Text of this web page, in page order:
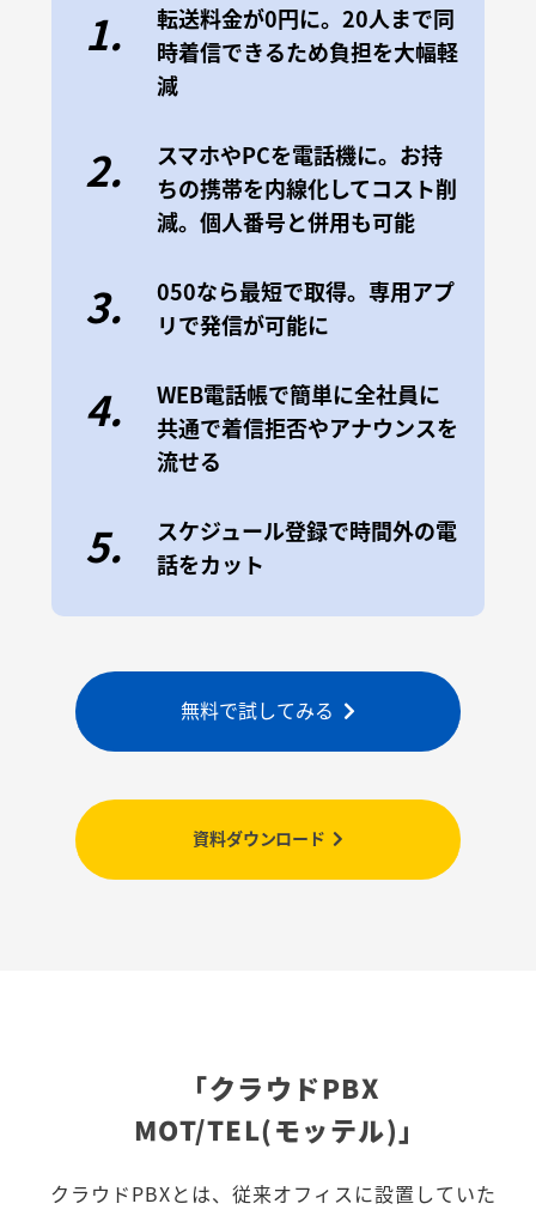
1.
転送料金が0円に。20人まで同
時着信できるため負担を大幅軽
減
2.
スマホやPCを電話機に。お持
ちの携帯を内線化してコスト削
減。個人番号と併用も可能
3.
050なら最短で取得。専用アプ
リで発信が可能に
4.
WEB電話帳で簡単に全社員に
共通で着信拒否やアナウンスを
流せる
5.
スケジュール登録で時間外の電
話をカット
無料で試してみる
資料ダウンロード
「クラウドPBX
MOT/TEL(モッテル)」
クラウドPBXとは、従来オフィスに設置していた